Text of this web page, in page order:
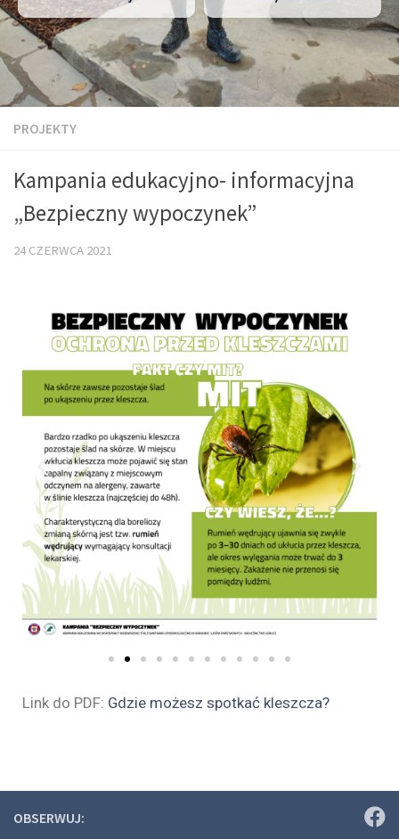
PROJEKTY
Kampania edukacyjno- informacyjna
„Bezpieczny wypoczynek”
24 CZERWCA 2021
Link do PDF: Gdzie możesz spotkać kleszcza?
OBSERWUJ: